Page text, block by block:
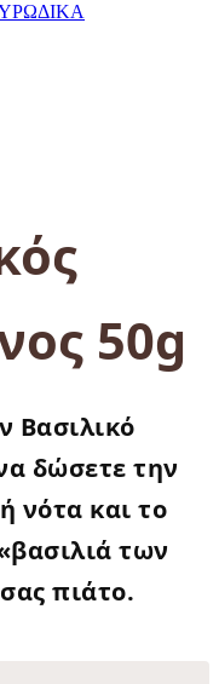
50g
Βασιλικό
δώσετε την
νότα και το
των
πιάτο.